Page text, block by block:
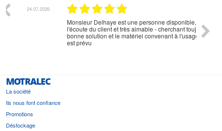
Monsieur Delhaye est une personne disponible, à
l'écoute du client et très aimable - cherchant toujours la
bonne solution et le matériel convenant à l'usage qui en
MOTRALEC
La société
Ils nous font confiance
Promotions
Déstockage